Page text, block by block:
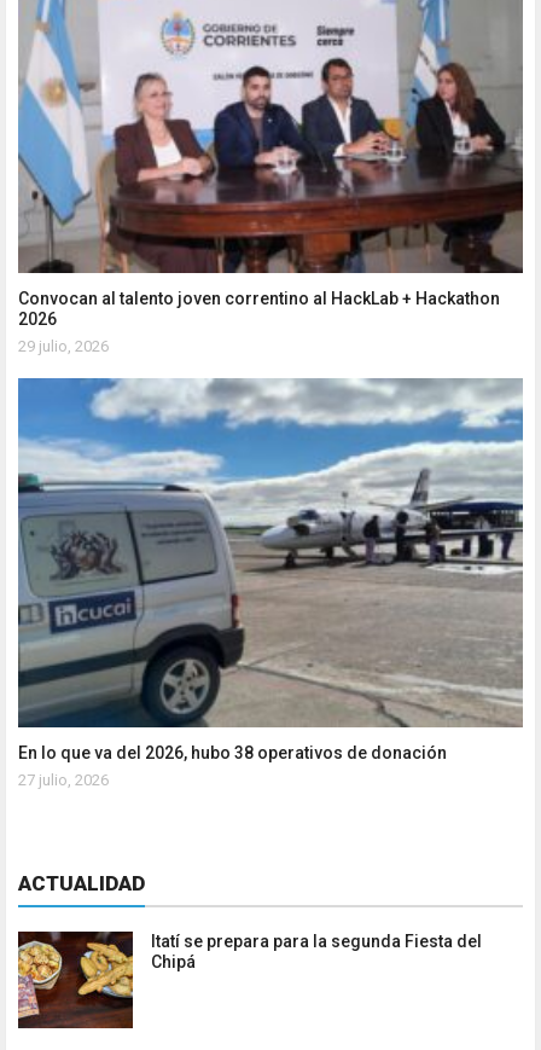
Convocan al talento joven correntino al HackLab + Hackathon
2026
29 julio, 2026
En lo que va del 2026, hubo 38 operativos de donación
27 julio, 2026
ACTUALIDAD
Itatí se prepara para la segunda Fiesta del
Chipá